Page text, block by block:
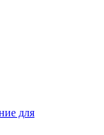
для